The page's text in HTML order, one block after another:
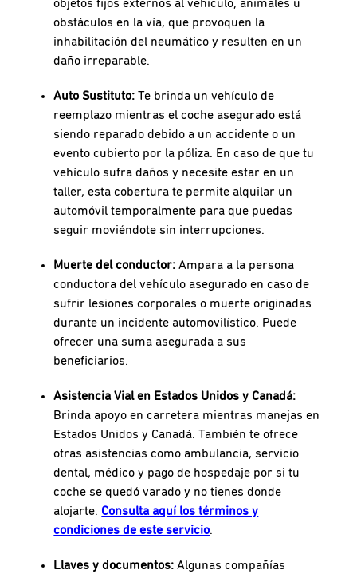
objetos fijos externos al vehículo, animales u
obstáculos en la vía, que provoquen la
inhabilitación del neumático y resulten en un
daño irreparable.
Auto Sustituto:Te brinda un vehículo de
reemplazo mientras el coche asegurado está
siendo reparado debido a un accidente o un
evento cubierto por la póliza. En caso de que tu
vehículo sufra daños y necesite estar en un
taller, esta cobertura te permite alquilar un
automóvil temporalmente para que puedas
seguir moviéndote sin interrupciones.
Muerte del conductor:Ampara a la persona
conductora del vehículo asegurado en caso de
sufrir lesiones corporales o muerte originadas
durante un incidente automovilístico. Puede
ofrecer una suma asegurada a sus
beneficiarios.
Asistencia Vial en Estados Unidos y Canadá:
Brinda apoyo en carretera mientras manejas en
Estados Unidos y Canadá. También te ofrece
otras asistencias como ambulancia, servicio
dental, médico y pago de hospedaje por si tu
coche se quedó varado y no tienes donde
alojarte. Consulta aquí los términos y
condiciones de este servicio.
Llaves y documentos:Algunas compañías